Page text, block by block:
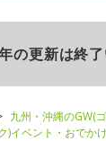
の更新は終
九州・沖縄のGW(
)イベント・おでか